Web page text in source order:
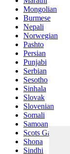
Mongolian
Burmese
Nepali
Norwegian
Pashto
Persian
Punjabi
Serbian
Sesotho
Sinhala
Slovak
Slovenian
Somali
Samoan
Scots Gaelic
Shona
Sindhi